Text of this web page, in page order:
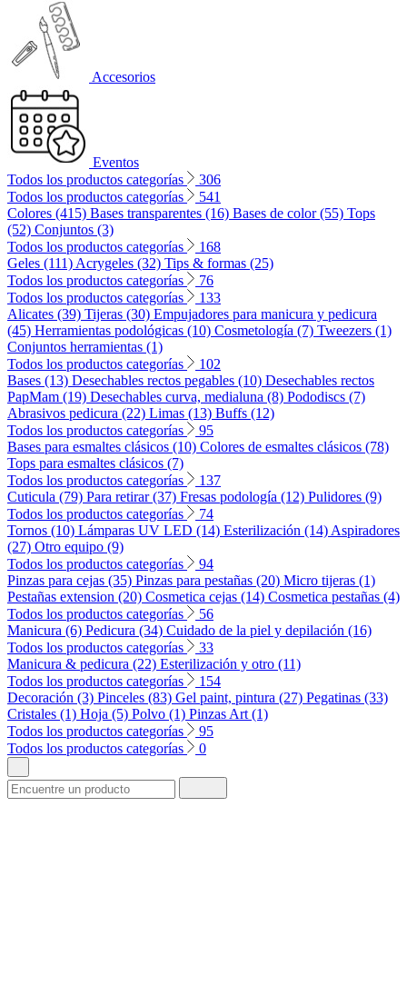
Accesorios
Eventos
Todos los productos categorías
306
Todos los productos categorías
541
Colores (415) Bases transparentes (16) Bases de color (55) Tops
(52) Conjuntos (3)
Todos los productos categorías
168
Geles (111) Acrygeles (32) Tips & formas (25)
Todos los productos categorías
76
Todos los productos categorías
133
Alicates (39) Tijeras (30) Empujadores para manicura y pedicura
(45) Herramientas podológicas (10) Cosmetología (7) Tweezers (1)
Conjuntos herramientas (1)
Todos los productos categorías
102
Bases (13) Desechables rectos pegables (10) Desechables rectos
PapMam (19) Desechables curva, medialuna (8) Pododiscs (7)
Abrasivos pedicura (22) Limas (13) Buffs (12)
Todos los productos categorías
95
Bases para esmaltes clásicos (10) Colores de esmaltes clásicos (78)
Tops para esmaltes clásicos (7)
Todos los productos categorías
137
Cuticula (79) Para retirar (37) Fresas podología (12) Pulidores (9)
Todos los productos categorías
74
Tornos (10) Lámparas UV LED (14) Esterilización (14) Aspiradores
(27) Otro equipo (9)
Todos los productos categorías
94
Pinzas para cejas (35) Pinzas para pestañas (20) Micro tijeras (1)
Pestañas extension (20) Cosmetica cejas (14) Cosmetica pestañas (4)
Todos los productos categorías
56
Manicura (6) Pedicura (34) Cuidado de la piel y depilación (16)
Todos los productos categorías
33
Manicura & pedicura (22) Esterilización y otro (11)
Todos los productos categorías
154
Decoración (3) Pinceles (83) Gel paint, pintura (27) Pegatinas (33)
Cristales (1) Hoja (5) Polvo (1) Pinzas Art (1)
Todos los productos categorías
95
Todos los productos categorías
0